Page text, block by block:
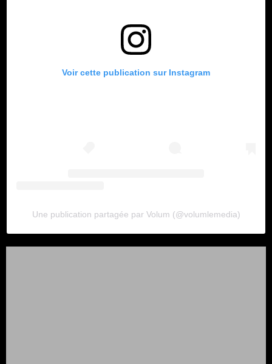
Voir cette publication sur Instagram
Une publication partagée par Volum (@volumlemedia)